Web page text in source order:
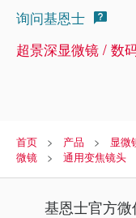
询问基恩士
超景深显微镜 / 数
首页 产品 显微
微镜
通用变焦镜头
基恩士官方